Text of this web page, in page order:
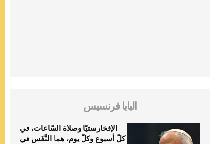
البابا فرنسيس
الإفخارستيّا وصلاة السّاعات، في
كلّ أسبوع وكلّ يوم، هما النَّفَس في